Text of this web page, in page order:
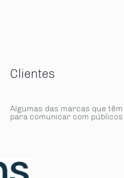
Clientes
Algumas das marcas que
para comunicar com